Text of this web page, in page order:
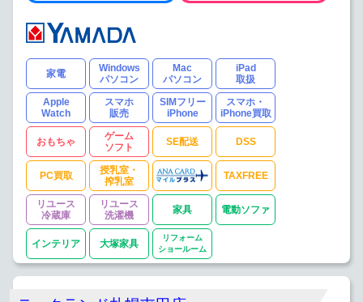
家電
Windows
パソコン
Mac
パソコン
iPad
取扱
Apple
Watch
スマホ
販売
SIMフリー
iPhone
スマホ・
iPhone買取
おもちゃ
ゲーム
ソフト
SE配送 DSS
PC買取
授乳室・
搾乳室
TAXFREE
リユース
冷蔵庫
リユース
洗濯機
家具 電動ソファ
インテリア 大塚家具
リフォーム
ショールーム